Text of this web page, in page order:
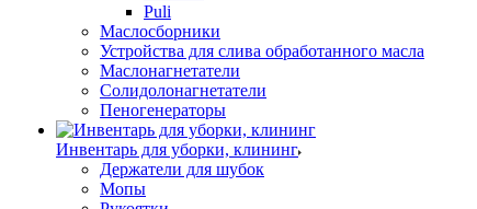
Puli
Маслосборники
Устройства для слива обработанного масла
Маслонагнетатели
Солидолонагнетатели
Пеногенераторы
Инвентарь для уборки, клининг
Держатели для шубок
Мопы